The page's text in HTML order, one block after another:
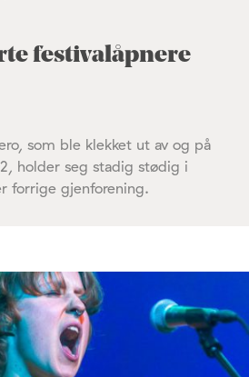
festivalåpnere
som ble klekket ut av og på
holder seg stadig stødig i
forrige gjenforening.